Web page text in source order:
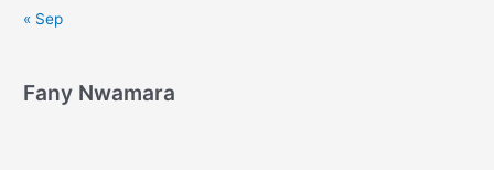
« Sep
Fany Nwamara